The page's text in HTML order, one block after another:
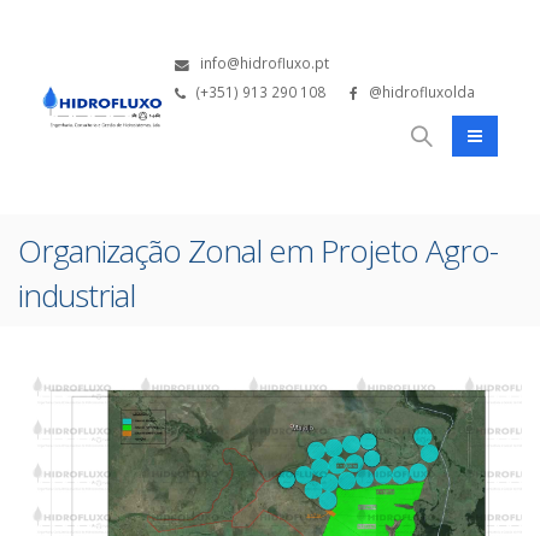
info@hidrofluxo.pt
(+351) 913 290 108
@hidrofluxolda
Organização Zonal em Projeto Agro-
industrial